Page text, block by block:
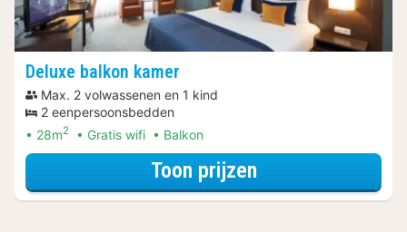
Deluxe balkon kamer
Max. 2 volwassenen en 1 kind
2 eenpersoonsbedden
28m2 Gratis wifi Balkon
Toon prijzenvoor Deluxe